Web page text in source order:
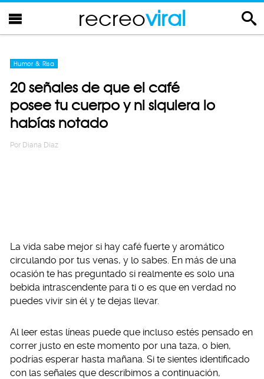
recreoviral
Humor & Risa
20 señales de que el café
posee tu cuerpo y ni siquiera lo
habías notado
Por Diana Diaz
La vida sabe mejor si hay café fuerte y aromático
circulando por tus venas, y lo sabes. En más de una
ocasión te has preguntado si realmente es solo una
bebida intrascendente para ti o es que en verdad no
puedes vivir sin él y te dejas llevar.
Al leer estas líneas puede que incluso estés pensado en
correr justo en este momento por una taza, o bien,
podrías esperar hasta mañana. Si te sientes identificado
con las señales que describimos a continuación,